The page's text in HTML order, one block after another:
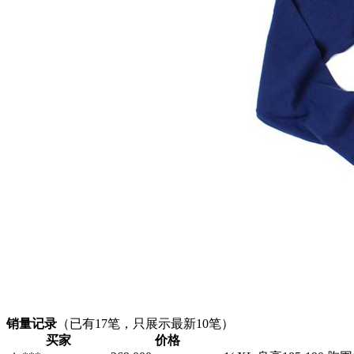
销量记录 （已有17笔，只展示最新10笔）
买家
价格